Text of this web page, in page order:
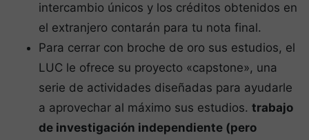
intercambio únicos y los créditos obtenidos en
el extranjero contarán para tu nota final.
Para cerrar con broche de oro sus estudios, el
LUC le ofrece su proyecto «capstone», una
serie de actividades diseñadas para ayudarle
a aprovechar al máximo sus estudios. trabajo
de investigación independiente (pero